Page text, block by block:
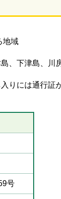
地域
、下津島、川
りには通行証
号